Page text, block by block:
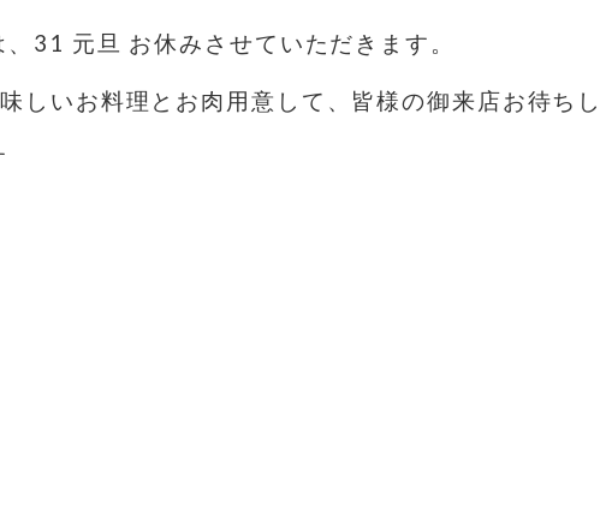
31 元旦 お休みさせていただきます。
しいお料理とお肉用意して、皆様の御来店お待ちし